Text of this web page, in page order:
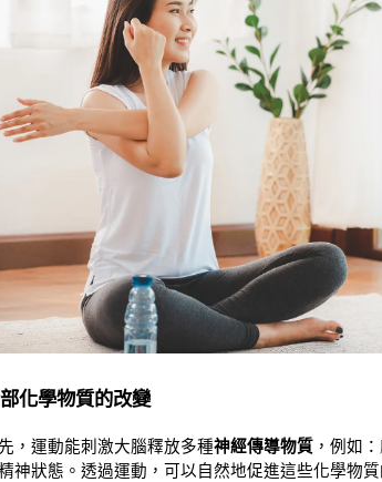
化學物質的改變
，運動能刺激大腦釋放多種神經傳導物質 ，例如：
神狀態。透過運動，可以自然地促進這些化學物